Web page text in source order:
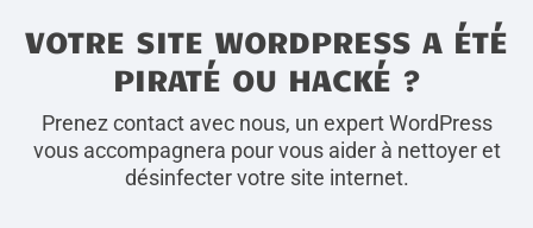
VOTRE SITE WORDPRESS A ÉTÉ
PIRATÉ OU HACKÉ ?
Prenez contact avec nous, un expert WordPress
vous accompagnera pour vous aider à nettoyer et
désinfecter votre site internet.